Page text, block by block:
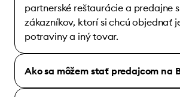
partnerské reštaurácie a predajne
zákazníkov, ktorí si chcú objednať
potraviny a iný tovar.
Ako sa môžem stať predajcom na